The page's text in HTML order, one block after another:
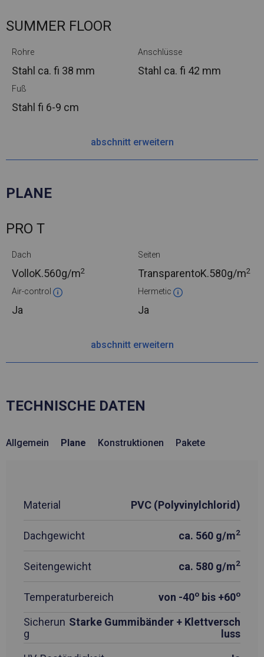
SUMMER FLOOR
Rohre
Stahl ca. fi 38 mm
Anschlüsse
Stahl ca. fi 42 mm
Fuß
Stahl fi 6-9 cm
abschnitt erweitern
PLANE
PRO T
Dach
VolloK.560g/m2
Seiten
TransparentoK.580g/m2
Air-control
Ja
Hermetic
Ja
abschnitt erweitern
TECHNISCHE DATEN
Allgemein Plane Konstruktionen Pakete
Material PVC (Polyvinylchlorid)
Dachgewicht ca. 560 g/m2
Seitengewicht ca. 580 g/m2
Temperaturbereich von -40o bis +60o
Sicherun
g
Starke Gummibänder + Klettversch
luss